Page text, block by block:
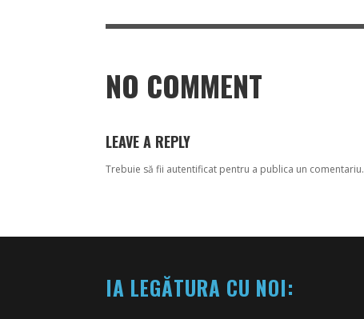
NO COMMENT
LEAVE A REPLY
Trebuie să fii autentificat pentru a publica un comentariu.
IA LEGĂTURA CU NOI: